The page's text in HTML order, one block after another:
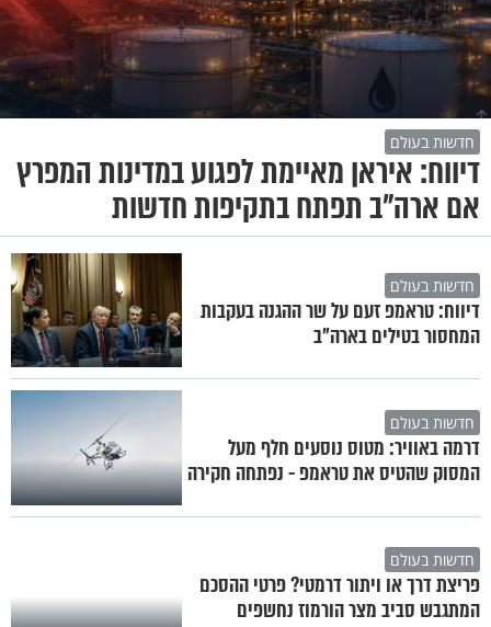
חדשות בעולם
דיווח: איראן מאיימת לפגוע במדינות המפרץ
אם ארה"ב תפתח בתקיפות חדשות
חדשות בעולם
דיווח: טראמפ זעם על שר ההגנה בעקבות
המחסור בטילים בארה"ב
חדשות בעולם
דרמה באוויר: מטוס נוסעים חלף מעל
המסוק שהטיס את טראמפ - נפתחה חקירה
חדשות בעולם
פריצת דרך או ויתור דרמטי? פרטי ההסכם
המתגבש סביב מצר הורמוז נחשפים